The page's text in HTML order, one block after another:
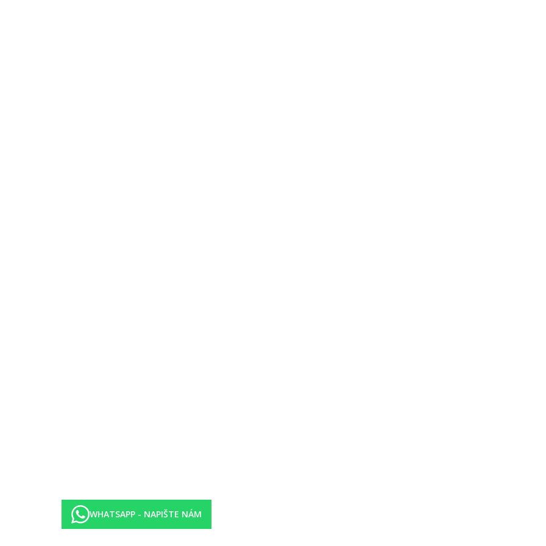
bazén (s otevírací dobou od ledna do prosince).
obědy a večeře. Koktejly v určitých hodinách. Nealkoholické nápoje (11:00 - 22:00 hod.), pivo (11:00 - 22:00 hod.), káva a čaj (11:00 -
Dřívější přihlášení a pozdější odhlášení je možné (dle vytížení/ dispozice).
služby jsou závislé na ročním období a na místních klimatických podmínkách. Jazyky: angličtina a španělština. Kreditní karty: Visa,
pohodlné ubytování. Každý pokoj má moderní vybavení, jako je klimatizace, smart TV, ventilátor a Wi-Fi. Kromě toho má soukromou
WHATSAPP - NAPIŠTE NÁM